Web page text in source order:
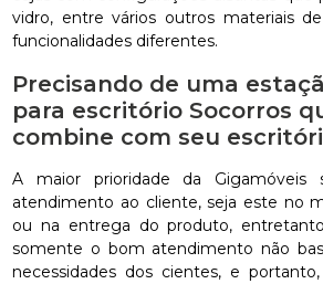
vidro, entre vários outros materiais
funcionalidades diferentes.
Precisando de uma
para escritório Socorros
combine com seu
A maior prioridade da
atendimento ao cliente, seja este no
ou na entrega do produto,
somente o bom atendimento não
necessidades dos cientes, e